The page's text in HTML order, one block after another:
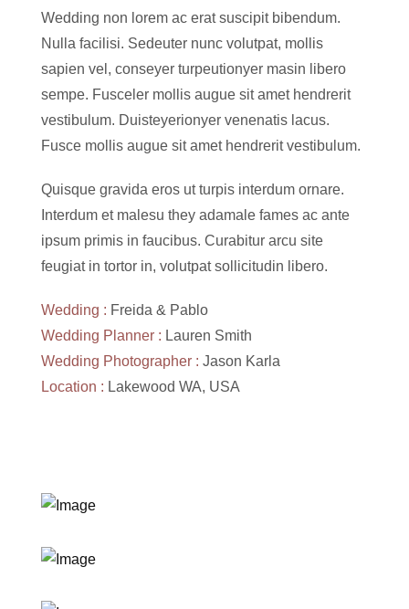
Wedding non lorem ac erat suscipit bibendum.
Nulla facilisi. Sedeuter nunc volutpat, mollis
sapien vel, conseyer turpeutionyer masin libero
sempe. Fusceler mollis augue sit amet hendrerit
vestibulum. Duisteyerionyer venenatis lacus.
Fusce mollis augue sit amet hendrerit vestibulum.
Quisque gravida eros ut turpis interdum ornare.
Interdum et malesu they adamale fames ac ante
ipsum primis in faucibus. Curabitur arcu site
feugiat in tortor in, volutpat sollicitudin libero.
Wedding : Freida & Pablo
Wedding Planner : Lauren Smith
Wedding Photographer : Jason Karla
Location : Lakewood WA, USA